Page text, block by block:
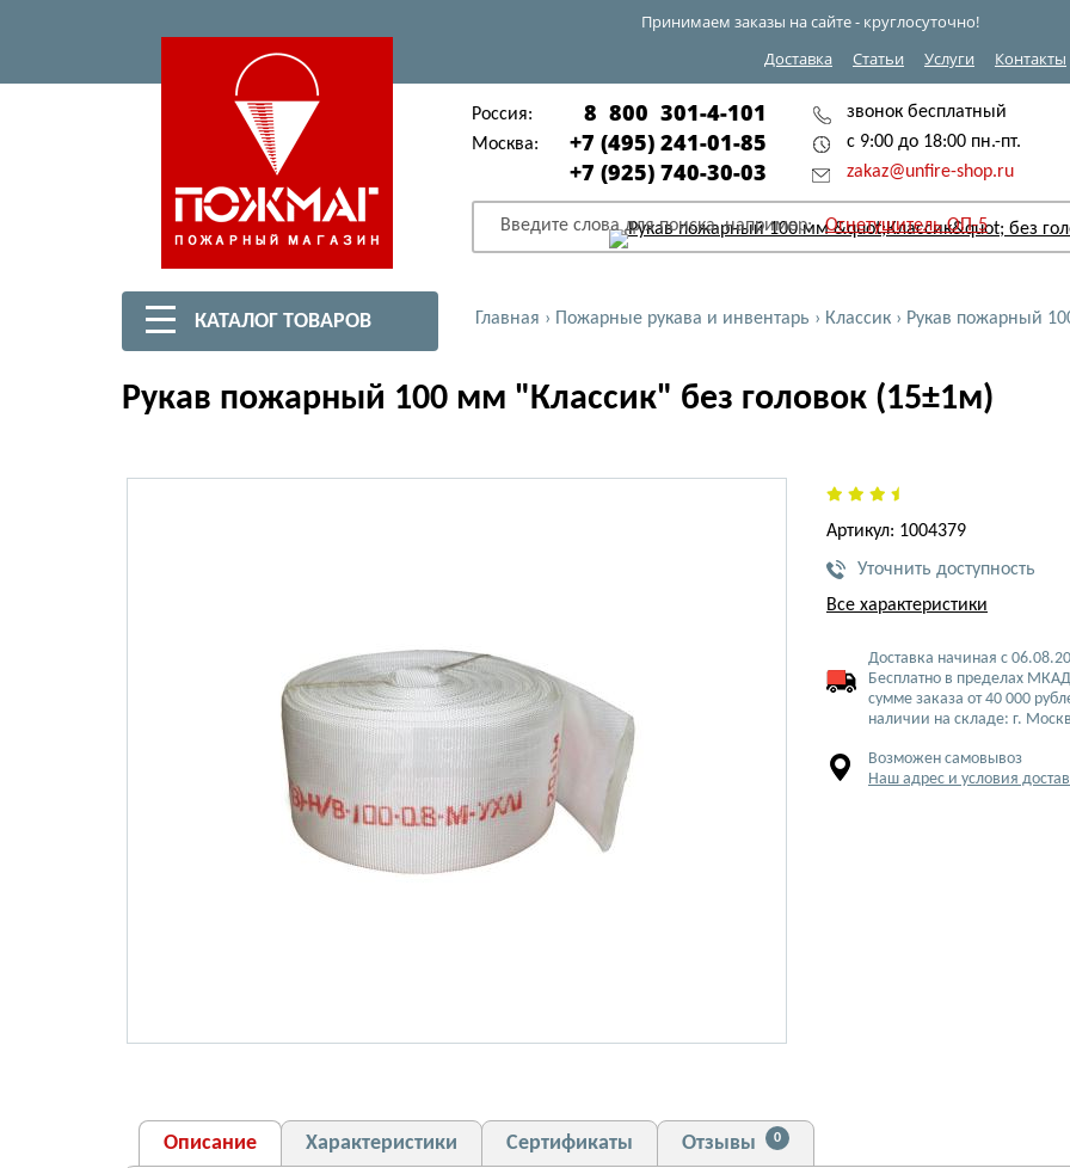
Принимаем заказы на сайте - круглосуточно!
Доставка
Статьи Услуги Контакты
Россия: 8 800 301-4-101
Москва:
+7 (495) 241-01-85
+7 (925) 740-30-03
звонок бесплатный
с 9:00 до 18:00 пн.-пт.
zakaz@unfire-shop.ru
Введите слова для поиска, например: Огнетушитель ОП-5
КАТАЛОГ ТОВАРОВ Главная › Пожарные рукава и инвентарь › Классик › Рукав пожарный
Рукав пожарный 100 мм "Классик" без головок (15±1м)
Артикул: 1004379
Уточнить доступность
Все характеристики
Доставка начиная с
Бесплатно в пределах
сумме заказа от 40 000
наличии на складе: г.
Возможен самовывоз
Наш адрес и условия
Описание Характеристики Сертификаты Отзывы 0